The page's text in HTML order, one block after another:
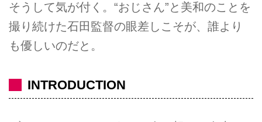
そうして気が付く。“おじさん”と美和のことを
撮り続けた石田監督の眼差しこそが、誰より
も優しいのだと。
INTRODUCTION